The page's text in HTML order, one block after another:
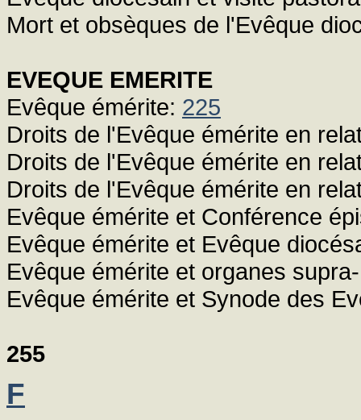
Mort et obsèques de l'Evêque
EVEQUE EMERITE
Evêque émérite: 225
Droits de l'Evêque émérite en
Droits de l'Evêque émérite en
Droits de l'Evêque émérite en
Evêque émérite et Conférence
Evêque émérite et Evêque
Evêque émérite et organes
Evêque émérite et Synode des
255
F